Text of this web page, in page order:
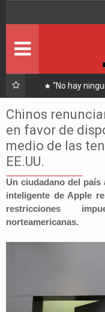
“No hay
descartan que
Chinos
en favor de
medio de las
EE.UU.
Un ciudadano del
inteligente de Apple
restricciones
norteamericanas.
Portada
Ultimo
Economía
Mundo
Nacional
Lee Más